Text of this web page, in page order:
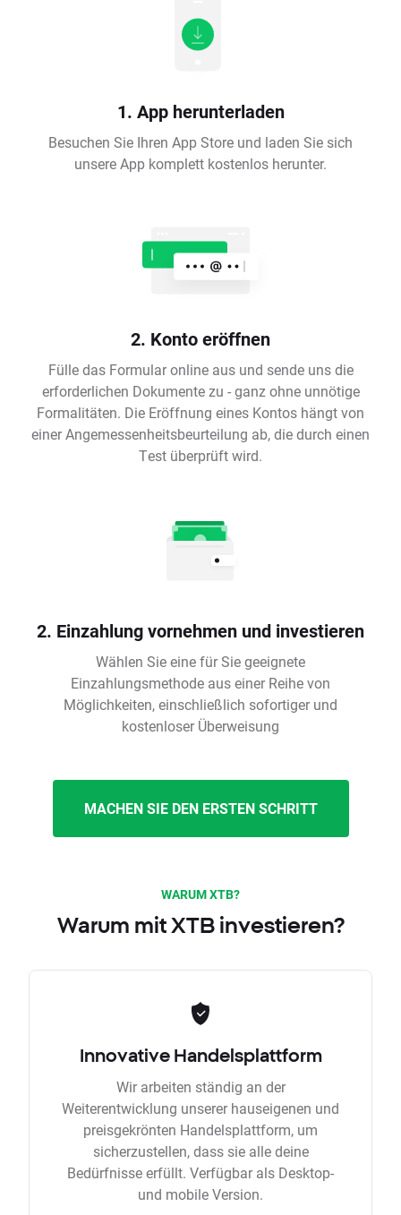
1. App herunterladen
Besuchen Sie Ihren App Store und laden Sie sich
unsere App komplett kostenlos herunter.
2. Konto eröffnen
Fülle das Formular online aus und sende uns die
erforderlichen Dokumente zu - ganz ohne unnötige
Formalitäten. Die Eröffnung eines Kontos hängt von
einer Angemessenheitsbeurteilung ab, die durch einen
Test überprüft wird.
2. Einzahlung vornehmen und investieren
Wählen Sie eine für Sie geeignete
Einzahlungsmethode aus einer Reihe von
Möglichkeiten, einschließlich sofortiger und
kostenloser Überweisung
MACHEN SIE DEN ERSTEN SCHRITT
WARUM XTB?
Warum mit XTB investieren?
Innovative Handelsplattform
Wir arbeiten ständig an der
Weiterentwicklung unserer hauseigenen und
preisgekrönten Handelsplattform, um
sicherzustellen, dass sie alle deine
Bedürfnisse erfüllt. Verfügbar als Desktop-
und mobile Version.